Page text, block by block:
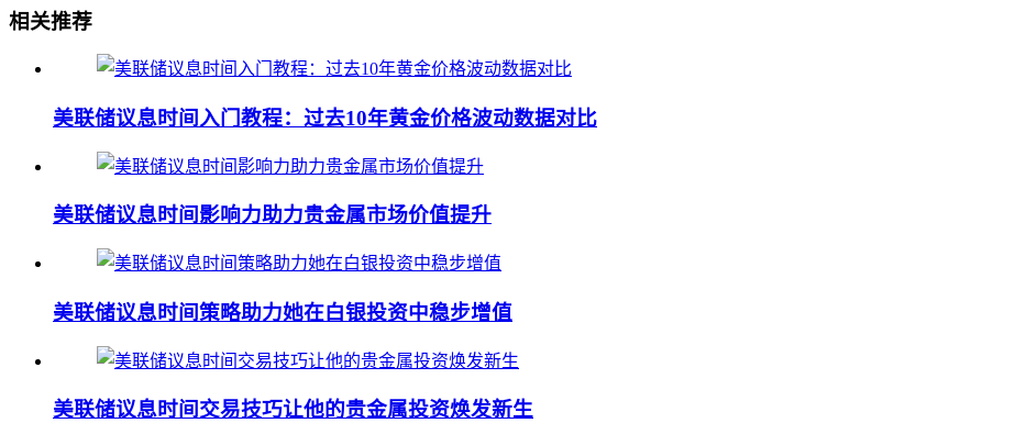
相关推荐
美联储议息时间入门教程：过去10年黄金价格波动数据对比
美联储议息时间影响力助力贵金属市场价值提升
美联储议息时间策略助力她在白银投资中稳步增值
美联储议息时间交易技巧让他的贵金属投资焕发新生